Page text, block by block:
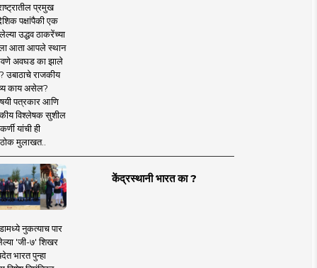
प्रमुख
पक्षांपैकी एक
उद्धव ठाकरेंच्या
आता आपले स्थान
अवघड का झाले
उबाठाचे राजकीय
काय असेल?
पत्रकार आणि
विश्लेषक सुशील
यांची ही
मुलाखत..
केंद्रस्थानी भारत का ?
नुकत्याच पार
'जी-७' शिखर
भारत पुन्हा